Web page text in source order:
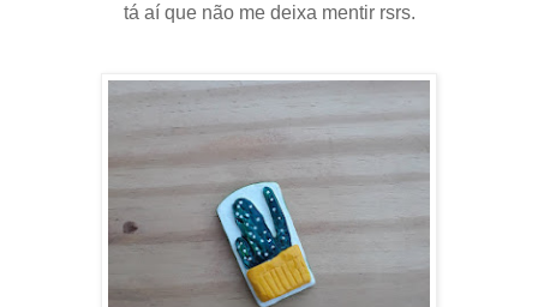
tá aí que não me deixa mentir rsrs.